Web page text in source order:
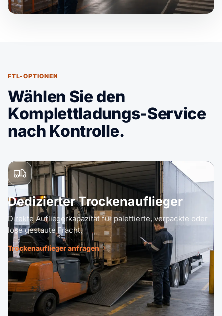
FTL-OPTIONEN
Wählen Sie den
Komplettladungs-Service
nach Kontrolle.
Dedizierter Trockenauflieger
Direkte Aufliegerkapazität für palettierte, verpackte oder
lose gestaute Fracht.
Trockenauflieger anfragen